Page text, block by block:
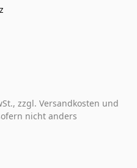
zzgl. Versandkosten und
nicht anders